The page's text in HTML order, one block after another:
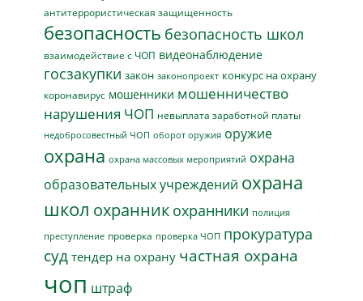
антитеррористическая защищенность
безопасность безопасность школ
взаимодействие с ЧОП видеонаблюдение
госзакупки закон законопроект конкурс на охрану
коронавирус мошенники мошенничество
нарушения ЧОП невыплата заработной платы
недобросовестный ЧОП оборот оружия оружие
охрана охрана массовых мероприятий охрана
образовательных учреждений охрана
школ охранник охранники полиция
преступление проверка проверка ЧОП прокуратура
суд тендер на охрану частная охрана
чоп штраф